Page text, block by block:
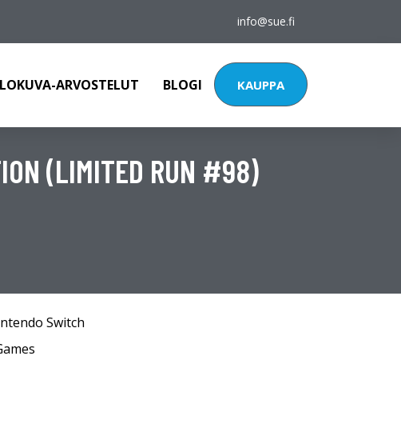
info@sue.fi
ARVOSTELUT BLOGI KAUPPA
(LIMITED RUN #98)
Switch